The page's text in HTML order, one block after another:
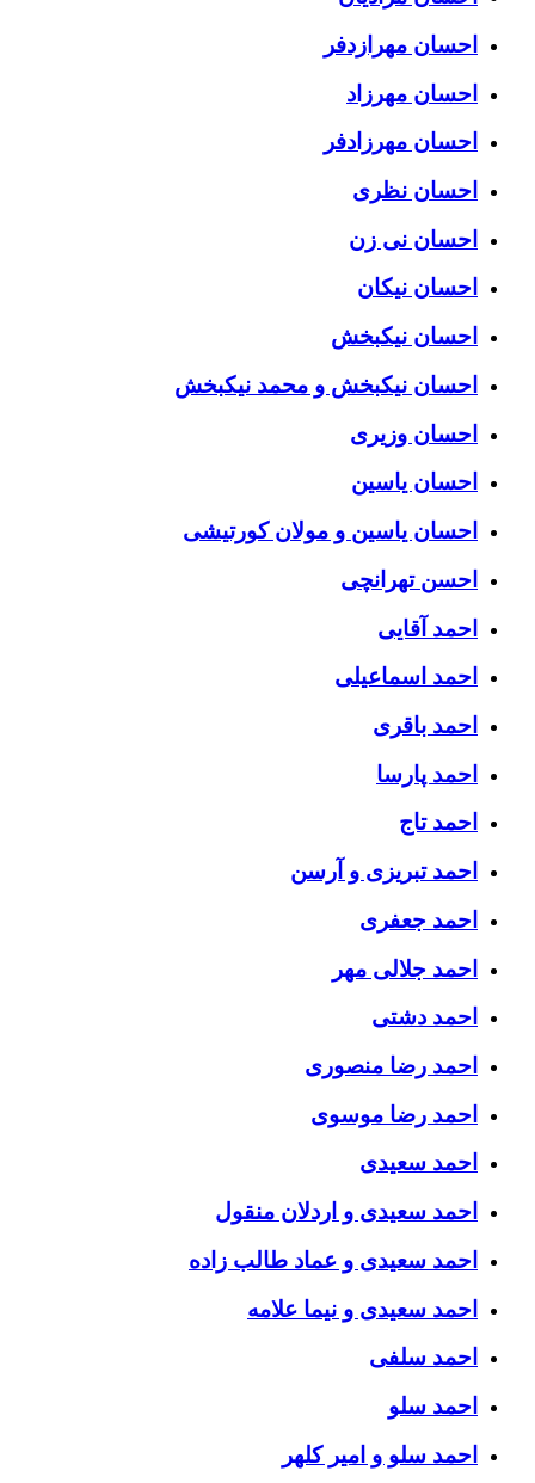
احسان مهرازدفر
احسان مهرزاد
احسان مهرزادفر
احسان نظری
احسان نی زن
احسان نیکان
احسان نیکبخش
احسان نیکبخش و محمد نیکبخش
احسان وزیری
احسان یاسین
احسان یاسین و مولان کورتیشی
احسن تهرانچی
احمد آقایی
احمد اسماعیلی
احمد باقری
احمد پارسا
احمد تاج
احمد تبریزی و آرسن
احمد جعفری
احمد جلالی مهر
احمد دشتی
احمد رضا منصوری
احمد رضا موسوی
احمد سعیدی
احمد سعیدی و اردلان منقول
احمد سعیدی و عماد طالب زاده
احمد سعیدی و نیما علامه
احمد سلفی
احمد سلو
احمد سلو و امیر کلهر